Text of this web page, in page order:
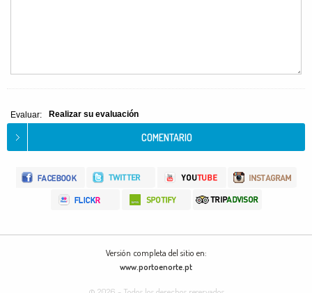
Evaluar: Realizar su evaluación
Versión completa del sitio en:
www.portoenorte.pt